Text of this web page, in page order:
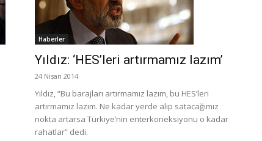
Haberler
Yıldız: ‘HES’leri artırmamız lazım’
24 Nisan 2014
Yıldız, “Bu barajları artırmamız lazım, bu HES’leri
artırmamız lazım. Ne kadar yerde alıp satacağımız
nokta artarsa Türkiye’nin enterkoneksiyonu o kadar
rahatlar” dedi.